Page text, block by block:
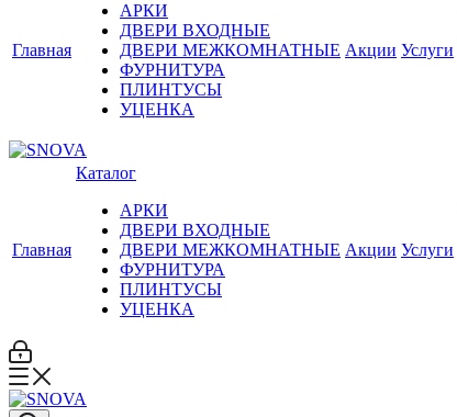
Главная
АРКИ
ДВЕРИ ВХОДНЫЕ
ДВЕРИ МЕЖКОМНАТНЫЕ
ФУРНИТУРА
ПЛИНТУСЫ
УЦЕНКА
Акции Услуги
Главная
Каталог
АРКИ
ДВЕРИ ВХОДНЫЕ
ДВЕРИ МЕЖКОМНАТНЫЕ
ФУРНИТУРА
ПЛИНТУСЫ
УЦЕНКА
Акции Услуги